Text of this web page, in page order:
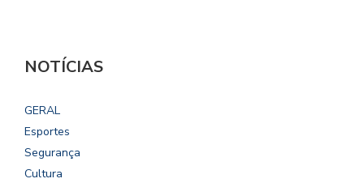
NOTÍCIAS
GERAL
Esportes
Segurança
Cultura